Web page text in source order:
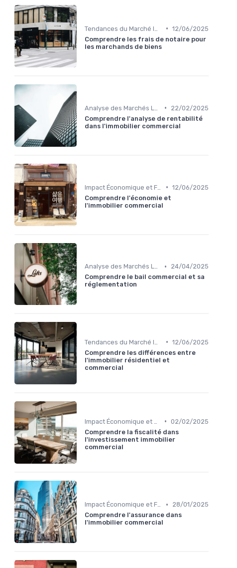
• 12/06/2025
Comprendre les frais de notaire pour
les marchands de biens
•
22/02/2025
Comprendre l'analyse de rentabilité
dans l'immobilier commercial
• 12/06/2025
Comprendre l'économie et
l'immobilier commercial
Analyse des Marchés Locaux et Globaux •
24/04/2025
Comprendre le bail commercial et sa
réglementation
• 12/06/2025
Comprendre les différences entre
l'immobilier résidentiel et
commercial
• 02/02/2025
Comprendre la fiscalité dans
l'investissement immobilier
commercial
Impact Économique et Financier •
28/01/2025
Comprendre l'assurance dans
l'immobilier commercial